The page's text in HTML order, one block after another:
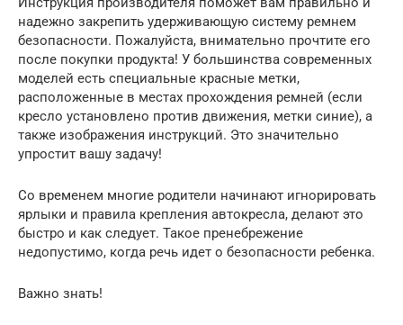
надежно закрепить удерживающую систему ремнем
безопасности. Пожалуйста, внимательно прочтите его
после покупки продукта! У большинства современных
моделей есть специальные красные метки,
расположенные в местах прохождения ремней (если
кресло установлено против движения, метки синие), а
также изображения инструкций. Это значительно
упростит вашу задачу!
Со временем многие родители начинают игнорировать
ярлыки и правила крепления автокресла, делают это
быстро и как следует. Такое пренебрежение
недопустимо, когда речь идет о безопасности ребенка.
Важно знать!